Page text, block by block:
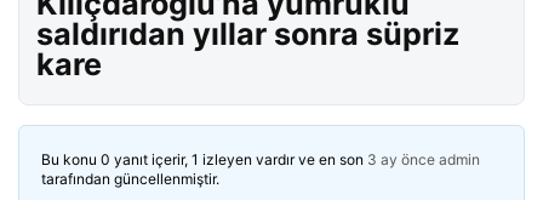
saldırıdan yıllar sonra süpriz
kare
Bu konu 0 yanıt içerir, 1 izleyen vardır ve en son 3 ay önce admin
tarafından güncellenmiştir.